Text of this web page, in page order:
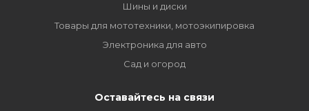
Шины и диски
Товары для мототехники, мотоэкипировка
Электроника для авто
Сад и огород
Оставайтесь на связи